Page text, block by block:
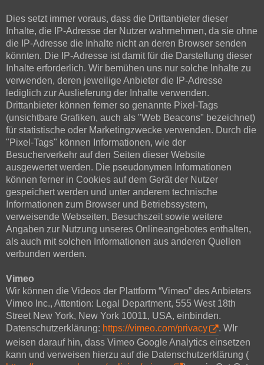
Dies setzt immer voraus, dass die Drittanbieter dieser
Inhalte, die IP-Adresse der Nutzer wahrnehmen, da sie ohne
die IP-Adresse die Inhalte nicht an deren Browser senden
könnten. Die IP-Adresse ist damit für die Darstellung dieser
Inhalte erforderlich. Wir bemühen uns nur solche Inhalte zu
verwenden, deren jeweilige Anbieter die IP-Adresse
lediglich zur Auslieferung der Inhalte verwenden.
Drittanbieter können ferner so genannte Pixel-Tags
(unsichtbare Grafiken, auch als "Web Beacons" bezeichnet)
für statistische oder Marketingzwecke verwenden. Durch die
"Pixel-Tags" können Informationen, wie der
Besucherverkehr auf den Seiten dieser Website
ausgewertet werden. Die pseudonymen Informationen
können ferner in Cookies auf dem Gerät der Nutzer
gespeichert werden und unter anderem technische
Informationen zum Browser und Betriebssystem,
verweisende Webseiten, Besuchszeit sowie weitere
Angaben zur Nutzung unseres Onlineangebotes enthalten,
als auch mit solchen Informationen aus anderen Quellen
verbunden werden.
Vimeo
Wir können die Videos der Plattform “Vimeo” des Anbieters
Vimeo Inc., Attention: Legal Department, 555 West 18th
Street New York, New York 10011, USA, einbinden.
Datenschutzerklärung: https://vimeo.com/privacy
. WIr
weisen darauf hin, dass Vimeo Google Analytics einsetzen
kann und verweisen hierzu auf die Datenschutzerklärung (